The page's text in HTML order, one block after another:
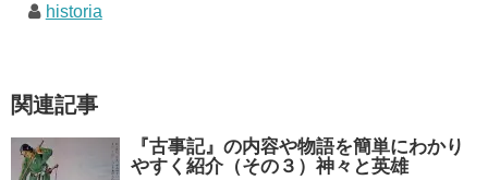
historia
関連記事
『古事記』の内容や物語を簡単にわかり
やすく紹介（その３）神々と英雄